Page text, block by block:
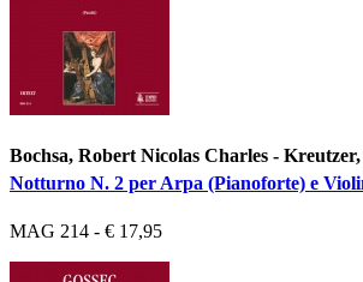
Bochsa, Robert Nicolas Charles -
Notturno N. 2 per Arpa (Pianoforte) e
MAG 214 - € 17,95